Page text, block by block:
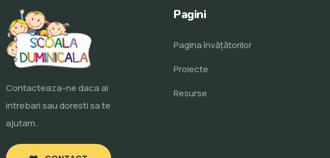
Contacteaza-ne daca ai
intrebari sau doresti sa te
ajutam.
Pagini
Pagina învăţătorilor
Proiecte
Resurse